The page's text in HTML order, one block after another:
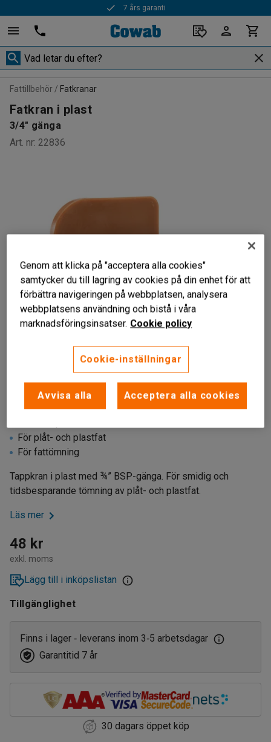
7 års garanti
Fattillbehör Fatkranar
Fatkran i plast
3/4" gänga
Art. nr: 22836
Liknande produkter
För plåt- och plastfat
För fattömning
Tappkran i plast med ¾” BSP-gänga. För smidig och
tidsbesparande tömning av plåt- och plastfat.
Läs mer
48 kr
exkl. moms
Lägg till i inköpslistan
Tillgänglighet
Finns i lager ‑ leverans inom 3‑5 arbetsdagar
Garantitid 7 år
30 dagars öppet köp
Genom att klicka på "acceptera alla cookies"
samtycker du till lagring av cookies på din enhet för att
förbättra navigeringen på webbplatsen, analysera
webbplatsens användning och bistå i våra
marknadsföringsinsatser. Cookie policy
Cookie-inställningar
Avvisa alla Acceptera alla cookies